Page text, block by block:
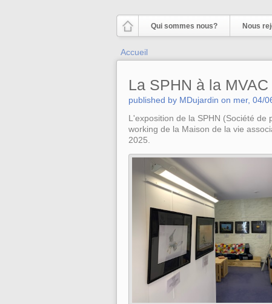
Qui sommes nous? Nous
Vous êtes ici
Accueil
La SPHN à la
published by MDujardin on mer, 04/
L'exposition de la SPHN (Société
working de la Maison de la vie
2025.